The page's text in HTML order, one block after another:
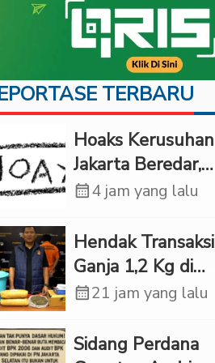
TERBARU
Hoaks Kerusuhan
Jakarta Beredar,
JMP: Jangan Bikin
calendar_month4 jam yang lalu
Hendak Transaksi
Ganja 1,2 Kg di
Depok, Pria Ini
Metro Jaya
calendar_month21 jam yang lalu
Sidang Perdana